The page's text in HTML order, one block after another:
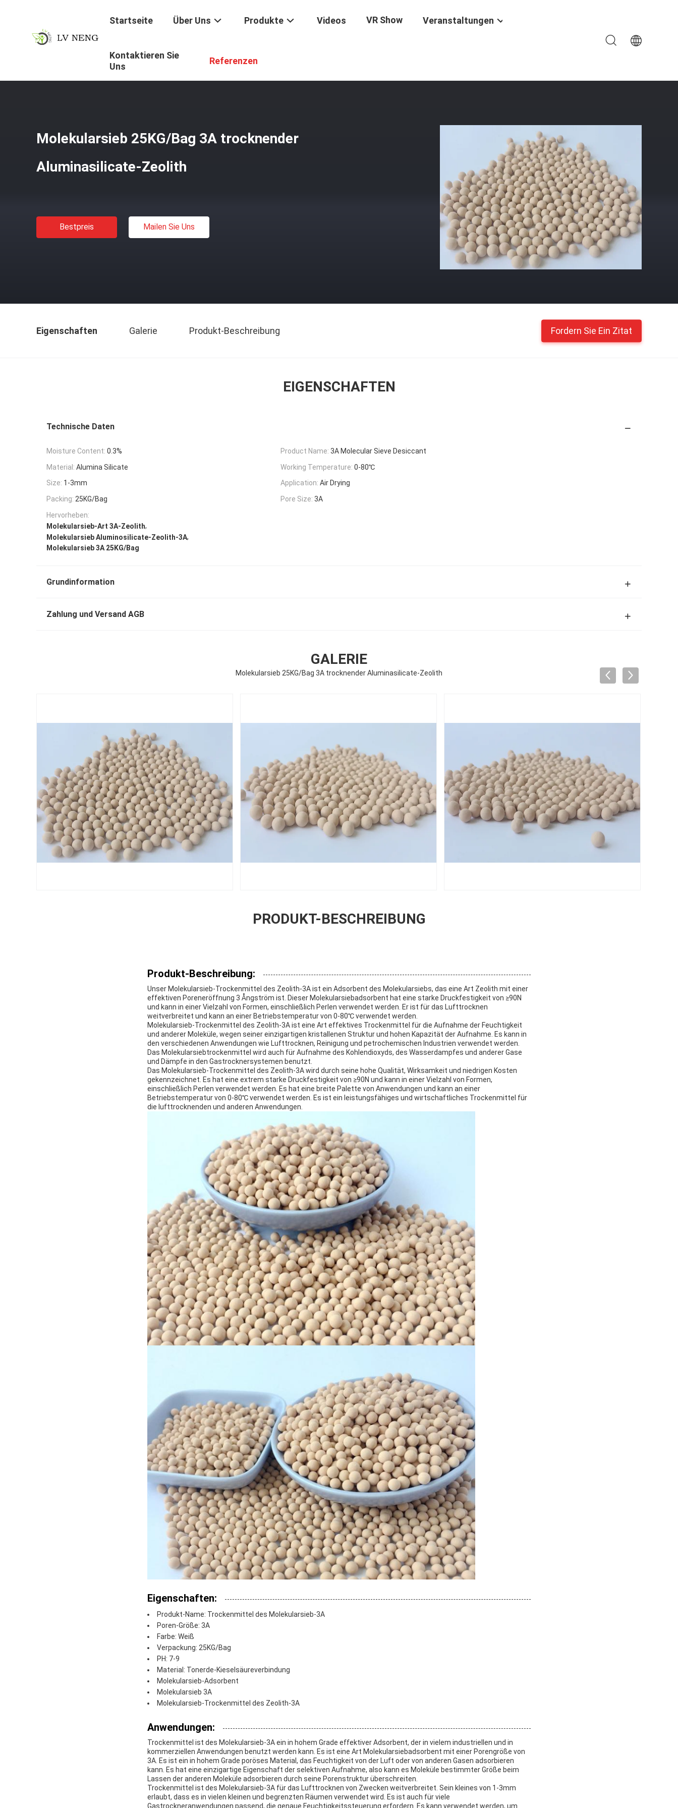
Startseite Über Uns Produkte Videos VR Show Veranstaltungen
Kontaktieren Sie
Uns
Referenzen
/ Trockenmittel Des Molekularsieb-3A
Molekularsieb 25KG/Bag 3A trocknender
Aluminasilicate-Zeolith
Bestpreis Mailen Sie Uns
Eigenschaften Galerie Produkt-Beschreibung Fordern Sie Ein Zitat
EIGENSCHAFTEN
Technische Daten
Moisture Content: 0.3% Product Name: 3A Molecular Sieve Desiccant
Material: Alumina Silicate Working Temperature: 0-80℃
Size: 1-3mm Application: Air Drying
Packing: 25KG/Bag Pore Size: 3A
Hervorheben:
Molekularsieb-Art 3A-Zeolith,
Molekularsieb Aluminosilicate-Zeolith-3A,
Molekularsieb 3A 25KG/Bag
Grundinformation
Zahlung und Versand AGB
GALERIE
Molekularsieb 25KG/Bag 3A trocknender Aluminasilicate-Zeolith
PRODUKT-BESCHREIBUNG
Produkt-Beschreibung:
Unser Molekularsieb-Trockenmittel des Zeolith-3A ist ein Adsorbent des Molekularsiebs, das eine Art Zeolith mit einer
effektiven Poreneröffnung 3 Ångström ist. Dieser Molekularsiebadsorbent hat eine starke Druckfestigkeit von ≥90N
und kann in einer Vielzahl von Formen, einschließlich Perlen verwendet werden. Er ist für das Lufttrocknen
weitverbreitet und kann an einer Betriebstemperatur von 0-80℃ verwendet werden.
Molekularsieb-Trockenmittel des Zeolith-3A ist eine Art effektives Trockenmittel für die Aufnahme der Feuchtigkeit
und anderer Moleküle, wegen seiner einzigartigen kristallenen Struktur und hohen Kapazität der Aufnahme. Es kann in
den verschiedenen Anwendungen wie Lufttrocknen, Reinigung und petrochemischen Industrien verwendet werden.
Das Molekularsiebtrockenmittel wird auch für Aufnahme des Kohlendioxyds, des Wasserdampfes und anderer Gase
und Dämpfe in den Gastrocknersystemen benutzt.
Das Molekularsieb-Trockenmittel des Zeolith-3A wird durch seine hohe Qualität, Wirksamkeit und niedrigen Kosten
gekennzeichnet. Es hat eine extrem starke Druckfestigkeit von ≥90N und kann in einer Vielzahl von Formen,
einschließlich Perlen verwendet werden. Es hat eine breite Palette von Anwendungen und kann an einer
Betriebstemperatur von 0-80℃ verwendet werden. Es ist ein leistungsfähiges und wirtschaftliches Trockenmittel für
die lufttrocknenden und anderen Anwendungen.
Eigenschaften:
Produkt-Name: Trockenmittel des Molekularsieb-3A
Poren-Größe: 3A
Farbe: Weiß
Verpackung: 25KG/Bag
PH: 7-9
Material: Tonerde-Kieselsäureverbindung
Molekularsieb-Adsorbent
Molekularsieb 3A
Molekularsieb-Trockenmittel des Zeolith-3A
Anwendungen:
Trockenmittel ist des Molekularsieb-3A ein in hohem Grade effektiver Adsorbent, der in vielem industriellen und in
kommerziellen Anwendungen benutzt werden kann. Es ist eine Art Molekularsiebadsorbent mit einer Porengröße von
3A. Es ist ein in hohem Grade poröses Material, das Feuchtigkeit von der Luft oder von anderen Gasen adsorbieren
kann. Es hat eine einzigartige Eigenschaft der selektiven Aufnahme, also kann es Moleküle bestimmter Größe beim
Lassen der anderen Moleküle adsorbieren durch seine Porenstruktur überschreiten.
Trockenmittel ist des Molekularsieb-3A für das Lufttrocknen von Zwecken weitverbreitet. Sein kleines von 1-3mm
erlaubt, dass es in vielen kleinen und begrenzten Räumen verwendet wird. Es ist auch für viele
Gastrockneranwendungen passend, die genaue Feuchtigkeitssteuerung erfordern. Es kann verwendet werden, um